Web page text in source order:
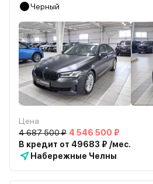
Черный
Цена
4 687 500 ₽ 4 546 500 ₽
В кредит от 49683 ₽ /мес.
Набережные Челны